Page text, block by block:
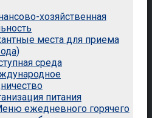
хозяйственная
места для приема
среда
питания
ежедневного горячего